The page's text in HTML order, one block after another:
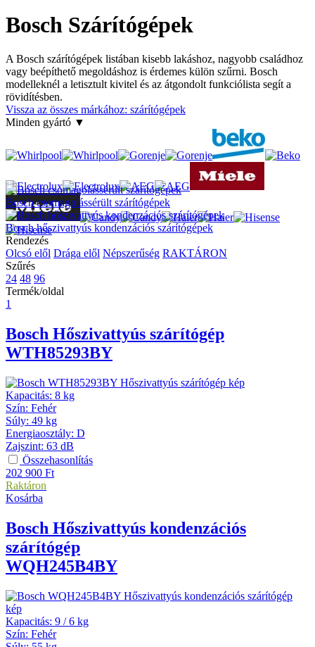
Bosch Szárítógépek
A Bosch szárítógépek listában kisebb lakáshoz, nagyobb családhoz
vagy beépíthető megoldáshoz is érdemes külön szűrni. Bosch
modelleknél a letisztult kivitel és az átgondolt funkciólista segít a
rövidítésben.
Vissza az összes márkához: szárítógépek
Minden gyártó ▼
Bosch csomagolássérült szárítógépek
Bosch hőszivattyús kondenzációs szárítógépek
Rendezés
Olcsó elől Drága elől Népszerűség RAKTÁRON
Szűrés
24 48 96
Termék/oldal
1
Bosch Hőszivattyús szárítógép
WTH85293BY
Kapacitás: 8 kg
Szín: Fehér
Súly: 49 kg
Energiaosztály: D
Zajszint: 63 dB
Összehasonlítás
202 900 Ft
Raktáron
Kosárba
Bosch Hőszivattyús kondenzációs
szárítógép
WQH245B4BY
Kapacitás: 9 / 6 kg
Szín: Fehér